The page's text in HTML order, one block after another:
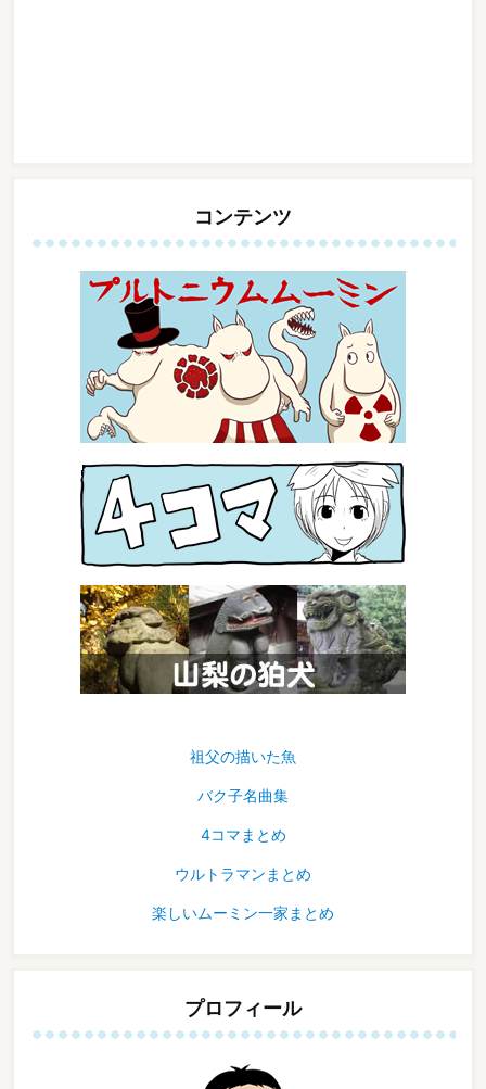
コンテンツ
祖父の描いた魚
バク子名曲集
4コマまとめ
ウルトラマンまとめ
楽しいムーミン一家まとめ
プロフィール